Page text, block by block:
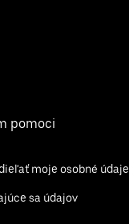
pomoci
moje osobné údaje
sa údajov